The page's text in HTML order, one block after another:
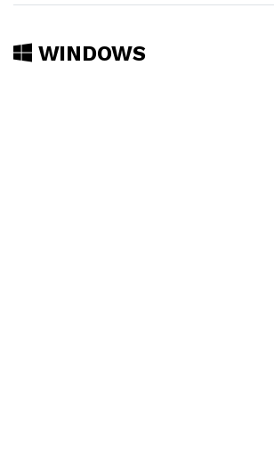
WINDOWS